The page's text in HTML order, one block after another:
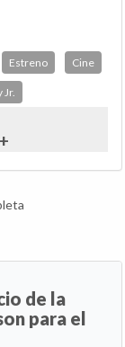
Estreno Cine
Jr.
de la
para el